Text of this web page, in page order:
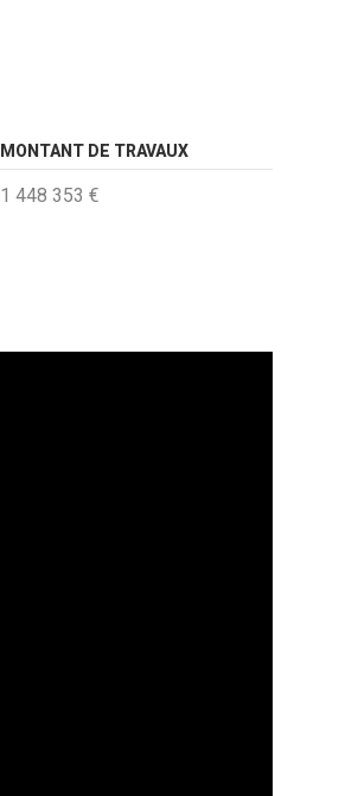
MONTANT DE TRAVAUX
1 448 353 €